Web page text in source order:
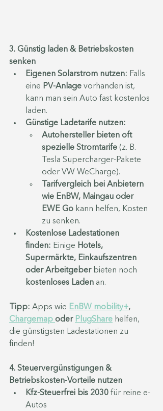
3. Günstig laden & Betriebskosten
senken
Eigenen Solarstrom nutzen: Falls
eine PV-Anlage vorhanden ist,
kann man sein Auto fast kostenlos
laden.
Günstige Ladetarife nutzen:
Autohersteller bieten oft
spezielle Stromtarife (z. B.
Tesla Supercharger-Pakete
oder VW WeCharge).
Tarifvergleich bei Anbietern
wie EnBW, Maingau oder
EWE Go kann helfen, Kosten
zu senken.
Kostenlose Ladestationen
finden: Einige Hotels,
Supermärkte, Einkaufszentren
oder Arbeitgeber bieten noch
kostenloses Laden an.
Tipp: Apps wie EnBW mobility+,
Chargemap oder PlugShare helfen,
die günstigsten Ladestationen zu
finden!
4. Steuervergünstigungen &
Betriebskosten-Vorteile nutzen
Kfz-Steuerfrei bis 2030 für reine e-
Autos